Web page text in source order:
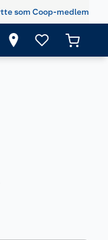
som Coop-medlem